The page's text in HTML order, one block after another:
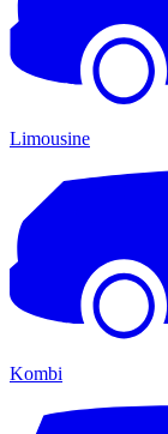
Limousine
Kombi